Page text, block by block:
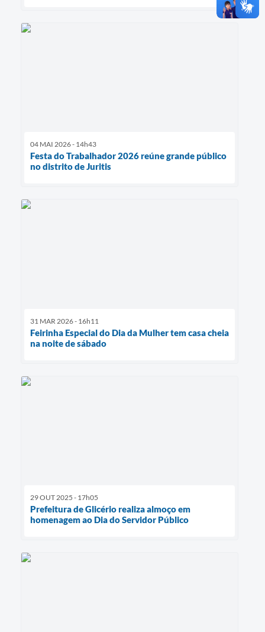
04 MAI 2026 - 14h43
Festa do Trabalhador 2026 reúne grande público
no distrito de Juritis
31 MAR 2026 - 16h11
Feirinha Especial do Dia da Mulher tem casa cheia
na noite de sábado
29 OUT 2025 - 17h05
Prefeitura de Glicério realiza almoço em
homenagem ao Dia do Servidor Público